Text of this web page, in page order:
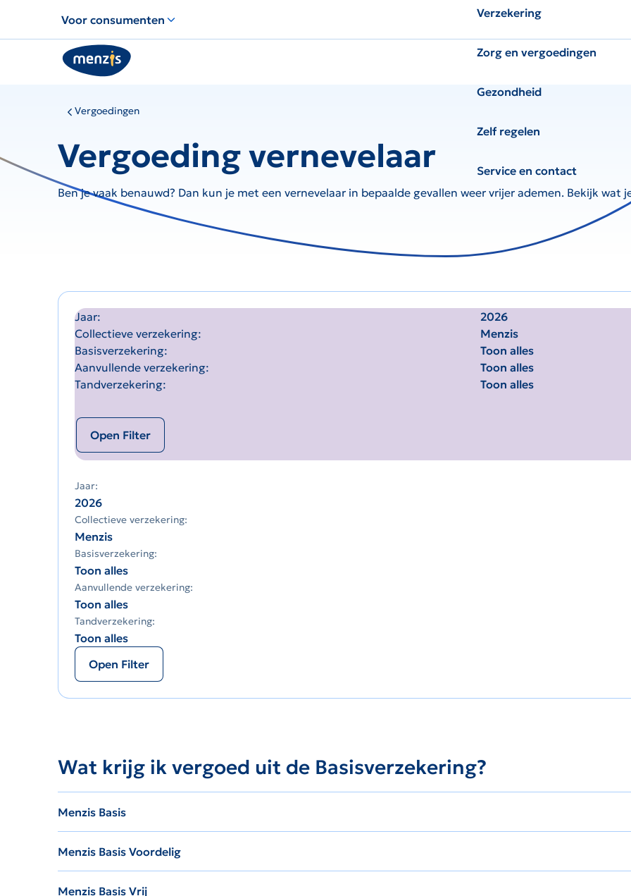
voor
snelle
navigatie
Voor consumenten Verzekering
Zorg en vergoedingen
Gezondheid
Zelf regelen
Service en contact
Vergoedingen
Vergoeding vernevelaar
Ben je vaak benauwd? Dan kun je met een vernevelaar in bepaalde gevallen weer vrijer ademen. Bekijk wat
Jaar
2026
Collectieve verzekering
Menzis
Basisverzekering
Toon alles
Aanvullende verzekering
Toon alles
Tandverzekering
Toon alles
Open Filter
Jaar:
2026
Collectieve verzekering:
Menzis
Basisverzekering:
Toon alles
Aanvullende verzekering:
Toon alles
Tandverzekering:
Toon alles
Open Filter
Wat krijg ik vergoed uit de Basisverzekering?
Menzis Basis
Menzis Basis Voordelig
Menzis Basis Vrij